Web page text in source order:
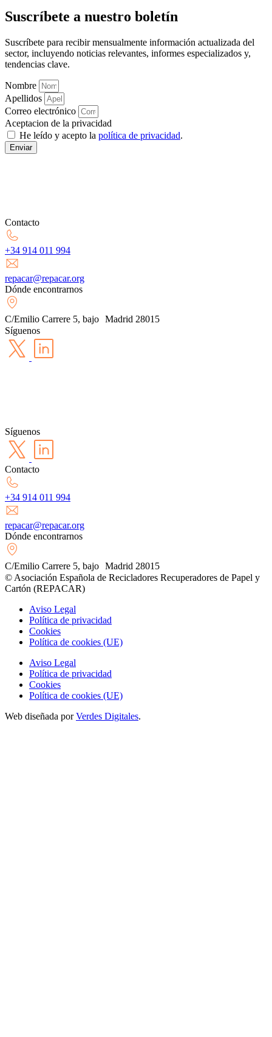
Suscríbete a nuestro boletín
Suscríbete para recibir mensualmente información actualizada del
sector, incluyendo noticias relevantes, informes especializados y,
tendencias clave.
Nombre
Apellidos
Correo electrónico
Aceptacion de la privacidad
He leído y acepto la política de privacidad.
Enviar
Contacto
+34 914 011 994
repacar@repacar.org
Dónde encontrarnos
C/Emilio Carrere 5, bajo Madrid 28015
Síguenos
Síguenos
Contacto
+34 914 011 994
repacar@repacar.org
Dónde encontrarnos
C/Emilio Carrere 5, bajo Madrid 28015
© Asociación Española de Recicladores Recuperadores de Papel y
Cartón (REPACAR)
Aviso Legal
Política de privacidad
Cookies
Política de cookies (UE)
Aviso Legal
Política de privacidad
Cookies
Política de cookies (UE)
Web diseñada porVerdes Digitales.